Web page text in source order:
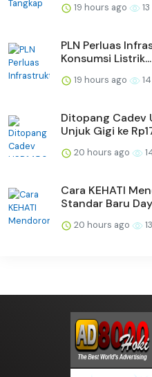
19 hours ago 13
PLN Perluas
Konsumsi Listrik...
19 hours ago 14
Ditopang Cadev
Unjuk Gigi ke
20 hours ago
Cara KEHATI
Standar Baru
20 hours ago 13